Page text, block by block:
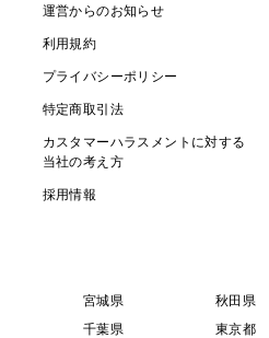
運営からのお知らせ
利用規約
プライバシーポリシー
特定商取引法
カスタマーハラスメントに対する
当社の考え方
採用情報
宮城県 秋田県
千葉県 東京都